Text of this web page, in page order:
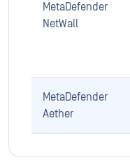
MetaDefender
NetWall
MetaDefender
Aether